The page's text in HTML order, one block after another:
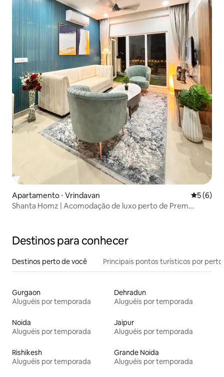
Apartamento ⋅ Vrindavan 5 de
5 (6)
Shanta Homz | Acomodação de luxo perto de Prem
Destinos para conhecer
Destinos perto de você Principais pontos turísticos por perto
Gurgaon
Aluguéis por temporada
Dehradun
Aluguéis por temporada
Noida
Aluguéis por temporada
Jaipur
Aluguéis por temporada
Rishikesh
Aluguéis por temporada
Grande Noida
Aluguéis por temporada